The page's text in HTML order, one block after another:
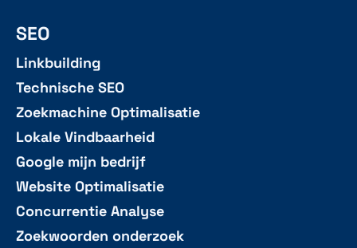
SEO
Linkbuilding
Technische SEO
Zoekmachine Optimalisatie
Lokale Vindbaarheid
Google mijn bedrijf
Website Optimalisatie
Concurrentie Analyse
Zoekwoorden onderzoek